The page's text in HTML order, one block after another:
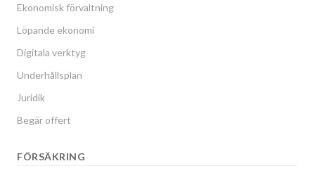
Ekonomisk förvaltning
Löpande ekonomi
Digitala verktyg
Underhållsplan
Juridik
Begär offert
FÖRSÄKRING